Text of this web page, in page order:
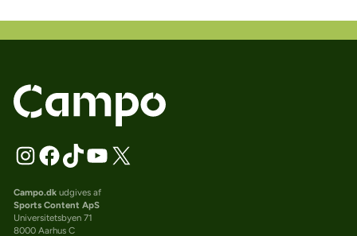
Campo.dkudgives af
Sports Content ApS
Universitetsbyen 71
8000 Aarhus C